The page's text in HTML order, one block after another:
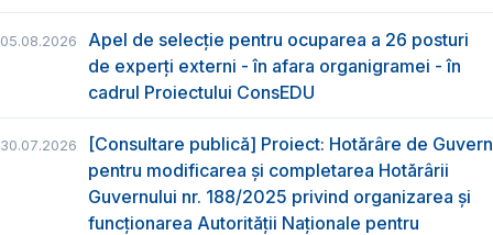
05.08.2026
Apel de selecție pentru ocuparea a 26 posturi
de experți externi - în afara organigramei - în
cadrul Proiectului ConsEDU
30.07.2026
[Consultare publică] Proiect: Hotărâre de Guvern
pentru modificarea și completarea Hotărârii
Guvernului nr. 188/2025 privind organizarea şi
funcţionarea Autorităţii Naţionale pentru